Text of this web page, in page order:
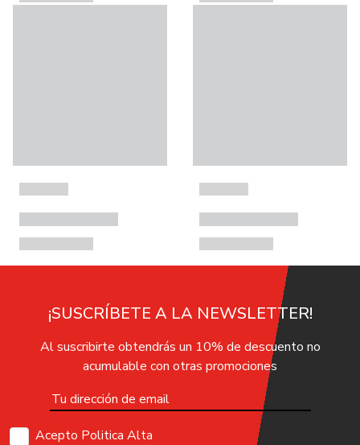
¡SUSCRÍBETE A LA NEWSLETTER!
Al suscribirte obtendrás un 10% de descuento no
acumulable con otras promociones
Acepto Politica Alta